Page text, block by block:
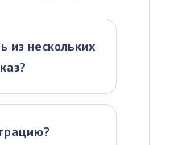
из нескольких